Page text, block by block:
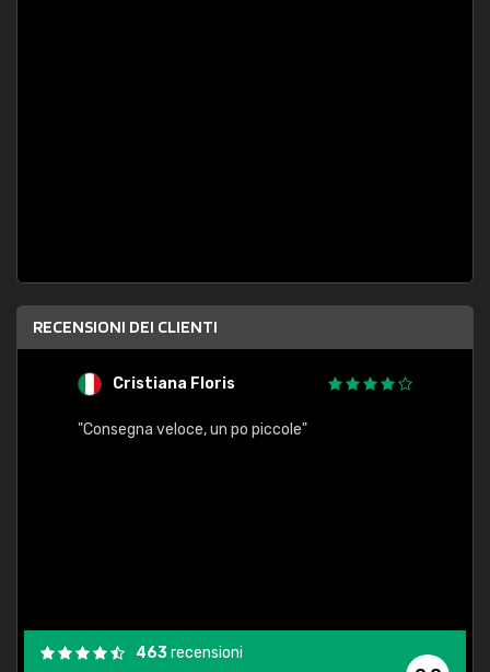
RECENSIONI DEI CLIENTI
Cristiana Floris
"Consegna veloce, un po piccole"
463recensioni